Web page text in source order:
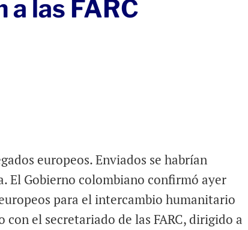
las FARC
europeos. Enviados se habrían
El Gobierno colombiano confirmó ayer
para el intercambio humanitario
el secretariado de las FARC, dirigido a